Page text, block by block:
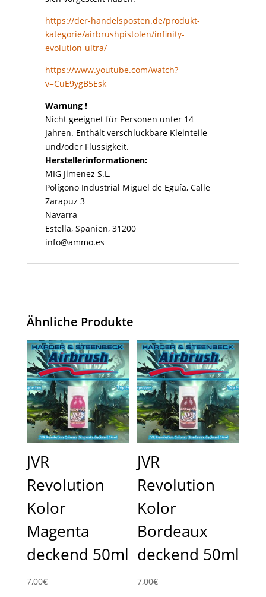
https://der-handelsposten.de/produkt-
kategorie/airbrushpistolen/infinity-
evolution-ultra/
https://www.youtube.com/watch?
v=CuE9ygB5Esk
Warnung !
Nicht geeignet für Personen unter 14
Jahren. Enthält verschluckbare Kleinteile
und/oder Flüssigkeit.
Herstellerinformationen:
MIG Jimenez S.L.
Polígono Industrial Miguel de Eguía, Calle
Zarapuz 3
Navarra
Estella, Spanien, 31200
info@ammo.es
Ähnliche Produkte
JVR
Revolution
Kolor
Magenta
deckend 50ml
7,00€
JVR
Revolution
Kolor
Bordeaux
deckend 50ml
7,00€